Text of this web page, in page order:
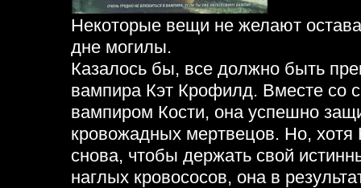
Некоторые вещи не желают
дне могилы.
Казалось бы, все должно быть
вампира Кэт Крофилд. Вместе со
вампиром Кости, она успешно
кровожадных мертвецов. Но, хотя
снова, чтобы держать свой
наглых кровососов, она в